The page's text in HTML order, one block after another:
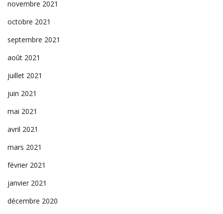
novembre 2021
octobre 2021
septembre 2021
août 2021
juillet 2021
juin 2021
mai 2021
avril 2021
mars 2021
février 2021
janvier 2021
décembre 2020